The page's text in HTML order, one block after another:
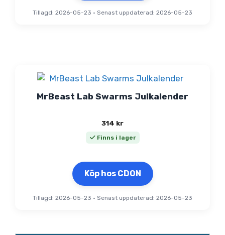
Tillagd: 2026-05-23 • Senast uppdaterad: 2026-05-23
MrBeast Lab Swarms Julkalender
314 kr
Finns i lager
Köp hos CDON
Tillagd: 2026-05-23 • Senast uppdaterad: 2026-05-23